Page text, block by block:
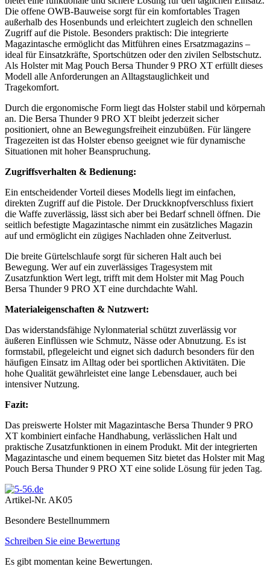
Die offene OWB-Bauweise sorgt für ein komfortables Tragen
außerhalb des Hosenbunds und erleichtert zugleich den schnellen
Zugriff auf die Pistole. Besonders praktisch: Die integrierte
Magazintasche ermöglicht das Mitführen eines Ersatzmagazins –
ideal für Einsatzkräfte, Sportschützen oder den zivilen Selbstschutz.
Als Holster mit Mag Pouch Bersa Thunder 9 PRO XT erfüllt dieses
Modell alle Anforderungen an Alltagstauglichkeit und
Tragekomfort.
Durch die ergonomische Form liegt das Holster stabil und körpernah
an. Die Bersa Thunder 9 PRO XT bleibt jederzeit sicher
positioniert, ohne an Bewegungsfreiheit einzubüßen. Für längere
Tragezeiten ist das Holster ebenso geeignet wie für dynamische
Situationen mit hoher Beanspruchung.
Zugriffsverhalten & Bedienung:
Ein entscheidender Vorteil dieses Modells liegt im einfachen,
direkten Zugriff auf die Pistole. Der Druckknopfverschluss fixiert
die Waffe zuverlässig, lässt sich aber bei Bedarf schnell öffnen. Die
seitlich befestigte Magazintasche nimmt ein zusätzliches Magazin
auf und ermöglicht ein zügiges Nachladen ohne Zeitverlust.
Die breite Gürtelschlaufe sorgt für sicheren Halt auch bei
Bewegung. Wer auf ein zuverlässiges Tragesystem mit
Zusatzfunktion Wert legt, trifft mit dem Holster mit Mag Pouch
Bersa Thunder 9 PRO XT eine durchdachte Wahl.
Materialeigenschaften & Nutzwert:
Das widerstandsfähige Nylonmaterial schützt zuverlässig vor
äußeren Einflüssen wie Schmutz, Nässe oder Abnutzung. Es ist
formstabil, pflegeleicht und eignet sich dadurch besonders für den
häufigen Einsatz im Alltag oder bei sportlichen Aktivitäten. Die
hohe Qualität gewährleistet eine lange Lebensdauer, auch bei
intensiver Nutzung.
Fazit:
Das preiswerte Holster mit Magazintasche Bersa Thunder 9 PRO
XT kombiniert einfache Handhabung, verlässlichen Halt und
praktische Zusatzfunktionen in einem Produkt. Mit der integrierten
Magazintasche und einem bequemen Sitz bietet das Holster mit Mag
Pouch Bersa Thunder 9 PRO XT eine solide Lösung für jeden Tag.
Artikel-Nr. AK05
Besondere Bestellnummern
Schreiben Sie eine Bewertung
Es gibt momentan keine Bewertungen.